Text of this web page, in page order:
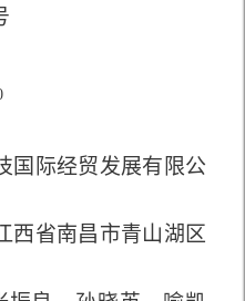
国际经贸发展有限公
西省南昌市青山湖区